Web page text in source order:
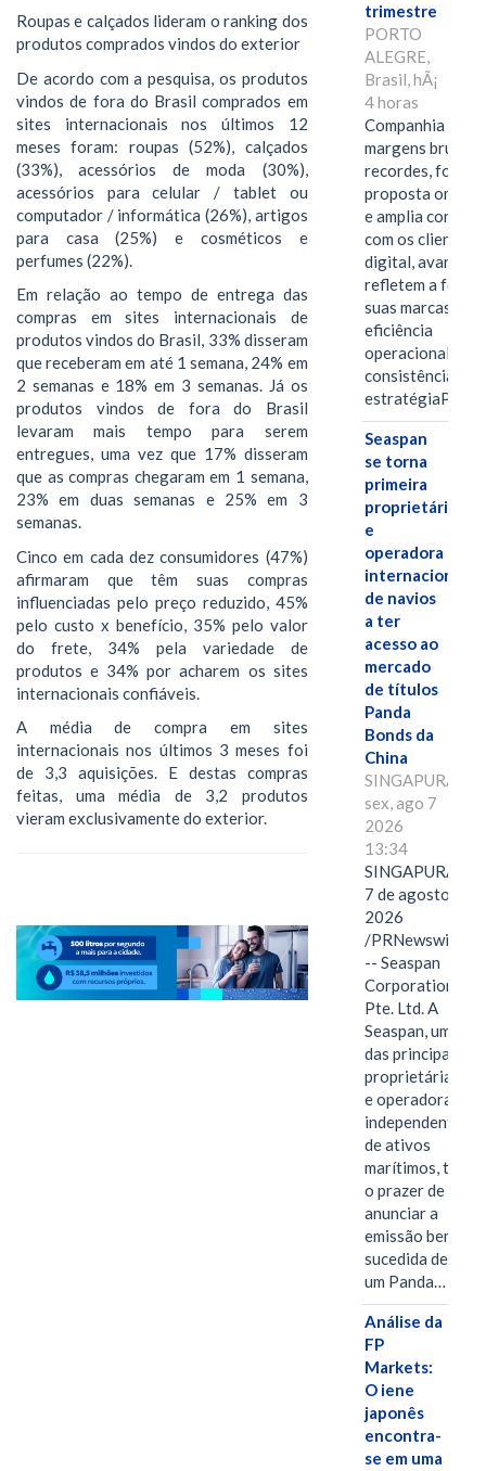
Roupas e calçados lideram o ranking dos
produtos comprados vindos do exterior
De acordo com a pesquisa, os produtos
vindos de fora do Brasil comprados em
sites internacionais nos últimos 12
meses foram: roupas (52%), calçados
(33%), acessórios de moda (30%),
acessórios para celular / tablet ou
computador / informática (26%), artigos
para casa (25%) e cosméticos e
perfumes (22%).
Em relação ao tempo de entrega das
compras em sites internacionais de
produtos vindos do Brasil, 33% disseram
que receberam em até 1 semana, 24% em
2 semanas e 18% em 3 semanas. Já os
produtos vindos de fora do Brasil
levaram mais tempo para serem
entregues, uma vez que 17% disseram
que as compras chegaram em 1 semana,
23% em duas semanas e 25% em 3
semanas.
Cinco em cada dez consumidores (47%)
afirmaram que têm suas compras
influenciadas pelo preço reduzido, 45%
pelo custo x benefício, 35% pelo valor
do frete, 34% pela variedade de
produtos e 34% por acharem os sites
internacionais confiáveis.
A média de compra em sites
internacionais nos últimos 3 meses foi
de 3,3 aquisições. E destas compras
feitas, uma média de 3,2 produtos
vieram exclusivamente do exterior.
trimestre
PORTO
ALEGRE,
Brasil, hÃ¡
4 horas
Companhia
margens brutas
recordes,
proposta
e amplia
com os clientes
digital, avanços
refletem a força
suas marcas, a
eficiência
operacional e a
consistência de
Seaspan
se torna
primeira
proprietária
e
operadora
internacional
de navios
a ter
acesso ao
mercado
de títulos
Panda
Bonds da
China
SINGAPURA,
sex, ago 7
2026
13:34
SINGAPURA,
7 de agosto de
2026
/PRNewswire/
-- Seaspan
Corporation
Pte. Ltd. A
Seaspan, uma
das principais
proprietárias
e operadoras
independentes
de ativos
marítimos, tem
o prazer de
anunciar a
emissão bem-
sucedida de
um Panda…
Análise da
FP
Markets:
O iene
japonês
encontra-
se em uma